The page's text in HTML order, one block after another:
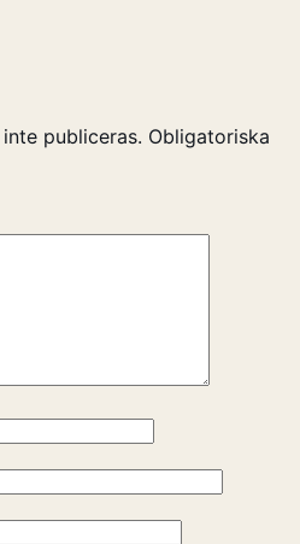
publiceras. Obligatoriska